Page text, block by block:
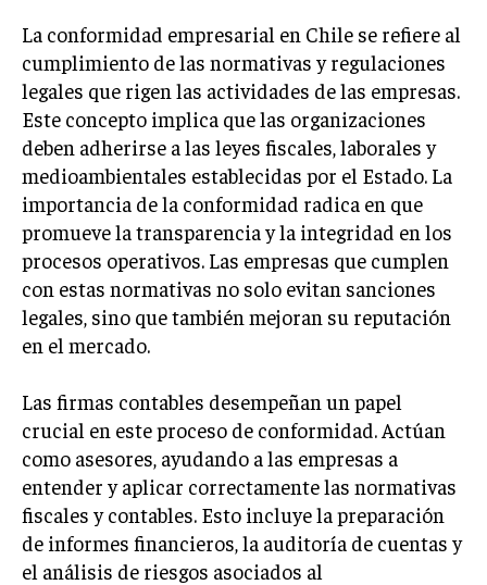
EMPRENDIMIENTO
INNOVACIÓN EMPRESARIAL
GESTIÓN DEL CAMBIO
LIDERAZGO
HABILIDADES DIRECTIVAS
EMPRENDIMIENTO
PLANIFICACIÓN EMPRESARIAL
FINANZAS
FINANZAS Y CONTABILIDAD
INVERSIONES Y MERCADOS FINANCIEROS
CONTABILIDAD EMPRESARIAL
ECONOMÍA EMPRESARIAL
INTERNACIONAL
NEGOCIOS INTERNACIONALES
La conformidad empresarial en Chile se refiere al
cumplimiento de las normativas y regulaciones
legales que rigen las actividades de las empresas.
Este concepto implica que las organizaciones
deben adherirse a las leyes fiscales, laborales y
medioambientales establecidas por el Estado. La
importancia de la conformidad radica en que
promueve la transparencia y la integridad en los
procesos operativos. Las empresas que cumplen
con estas normativas no solo evitan sanciones
legales, sino que también mejoran su reputación
en el mercado.
Las firmas contables desempeñan un papel
crucial en este proceso de conformidad. Actúan
como asesores, ayudando a las empresas a
entender y aplicar correctamente las normativas
fiscales y contables. Esto incluye la preparación
de informes financieros, la auditoría de cuentas y
el análisis de riesgos asociados al